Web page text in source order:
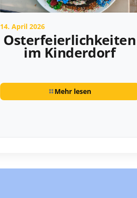
14. April 2026
Osterfeierlichkeiten
im Kinderdorf
Mehr lesen